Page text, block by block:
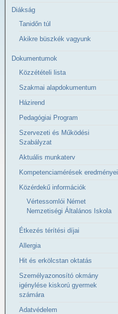
Diákság
Tanidőn túl
Akikre büszkék vagyunk
Dokumentumok
Közzétételi lista
Szakmai alapdokumentum
Házirend
Pedagógiai Program
Szervezeti és Működési
Szabályzat
Aktuális munkaterv
Kompetenciamérések eredményei
Közérdekű információk
Vértessomlói Német
Nemzetiségi Általános Iskola
Étkezés térítési díjai
Allergia
Hit és erkölcstan oktatás
Személyazonosító okmány
igénylése kiskorú gyermek
számára
Adatvédelem